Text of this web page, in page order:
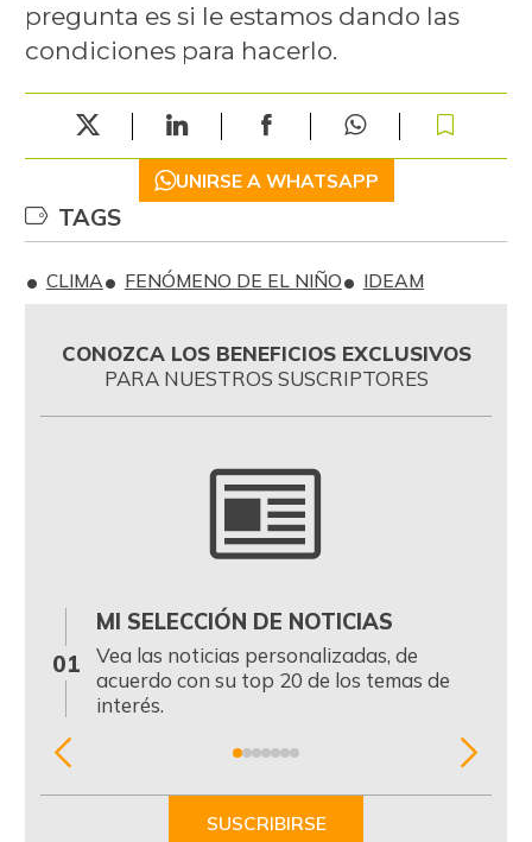
pregunta es si le estamos dando las
condiciones para hacerlo.
UNIRSE A WHATSAPP
TAGS
CLIMA FENÓMENO DE EL NIÑO IDEAM
CONOZCA LOS BENEFICIOS EXCLUSIVOS
PARA NUESTROS SUSCRIPTORES
01
MI SELECCIÓN DE NOTICIAS
Vea las noticias personalizadas, de
acuerdo con su top 20 de los temas de
interés.
Item
SUSCRIBIRSE